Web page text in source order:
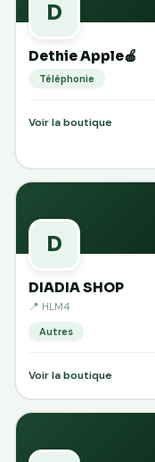
D
Dethie Apple🍎
Téléphonie
Voir la boutique
D
DIADIA SHOP
📍 HLM4
Autres
Voir la boutique